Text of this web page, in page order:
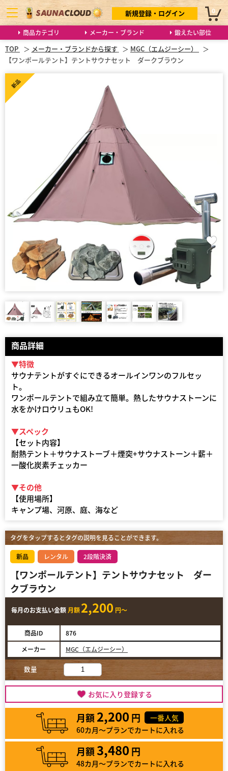
商品カテゴリ メーカー・ブランド 鍛えたい部位
新規登録・ログイン 0
TOP メーカー・ブランドから探す
MGC（エムジーシー）
【ワンポールテント】テントサウナセット ダークブラウン
新品
商品詳細
▼特徴
サウナテントがすぐにできるオールインワンのフルセッ
ト。
ワンポールテントで組み立て簡単。熱したサウナストーンに
水をかけロウリュもOK!
▼スペック
【セット内容】
耐熱テント＋サウナストーブ＋煙突+サウナストーン＋薪＋
一酸化炭素チェッカー
▼その他
【使用場所】
キャンプ場、河原、庭、海など
タグをタップするとタグの説明を見ることができます。
新品 レンタル 2段階決済
【ワンポールテント】テントサウナセット ダー
クブラウン
毎月のお支払い金額 月額2,200 円～
商品ID
876
メーカー
MGC（エムジーシー）
数量
お気に入り登録する
月額 2,200 円
一番人気
60カ月～プランでカートに入れる
月額3,480 円
48カ月～プランでカートに入れる